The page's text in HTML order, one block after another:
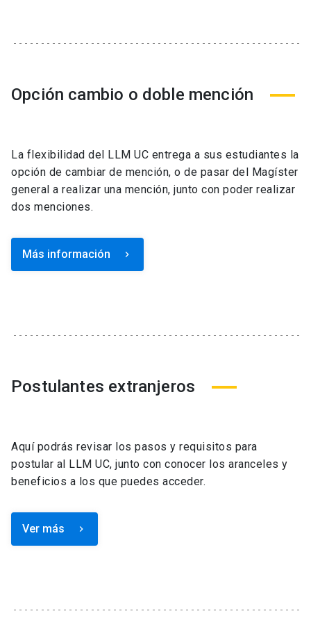
Opción cambio o doble mención
La flexibilidad del LLM UC entrega a sus estudiantes la
opción de cambiar de mención, o de pasar del Magíster
general a realizar una mención, junto con poder realizar
dos menciones.
Más información keyboard_arrow_right
Postulantes extranjeros
Aquí podrás revisar los pasos y requisitos para
postular al LLM UC, junto con conocer los aranceles y
beneficios a los que puedes acceder.
Ver más keyboard_arrow_right